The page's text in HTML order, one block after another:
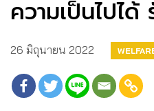
ความเป็นไปไ
26 มิถุนายน 2022